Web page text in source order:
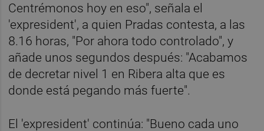
Centrémonos hoy en eso", señala el
'expresident', a quien Pradas contesta, a las
8.16 horas, "Por ahora todo controlado", y
añade unos segundos después: "Acabamos
de decretar nivel 1 en Ribera alta que es
donde está pegando más fuerte".
El 'expresident' continúa: "Bueno cada uno